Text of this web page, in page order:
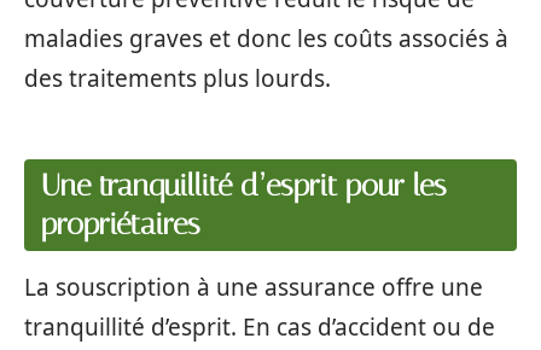
maladies graves et donc les coûts associés à
des traitements plus lourds.
Une tranquillité d’esprit pour les
propriétaires
La souscription à une assurance offre une
tranquillité d’esprit. En cas d’accident ou de